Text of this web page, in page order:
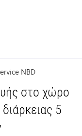
NBD
στο χώρο
5